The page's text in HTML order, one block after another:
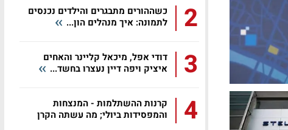
2
כשההורים מתבגרים והילדים נכנסים
לתמונה: איך מנהלים הון...
3
דודי אפל, מיכאל קליינר והאחים
איציק ויפה דיין נעצרו בחשד...
4
קרנות ההשתלמות - המנצחות
והמפסידות ביולי; מה עשתה הקרן